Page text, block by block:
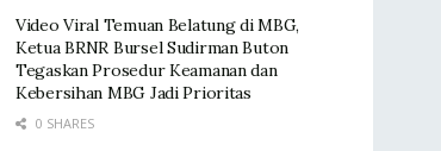
Video Viral Temuan Belatung di MBG,
Ketua BRNR Bursel Sudirman Buton
Tegaskan Prosedur Keamanan dan
Kebersihan MBG Jadi Prioritas
0 SHARES